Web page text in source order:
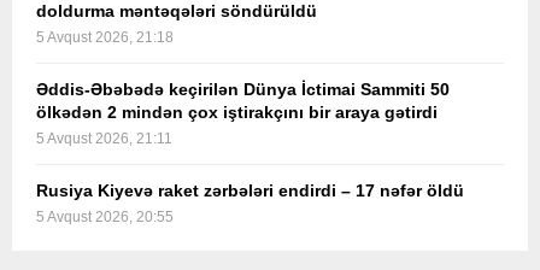
doldurma məntəqələri söndürüldü
5 Avqust 2026, 21:18
Əddis-Əbəbədə keçirilən Dünya İctimai Sammiti 50
ölkədən 2 mindən çox iştirakçını bir araya gətirdi
5 Avqust 2026, 21:11
Rusiya Kiyevə raket zərbələri endirdi – 17 nəfər öldü
5 Avqust 2026, 20:55